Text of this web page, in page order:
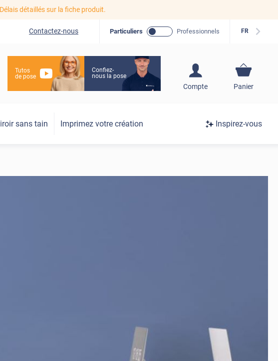
détaillés sur la fiche produit.
Contactez-nous Particuliers Professionnels FR
Tutos
de pose
Confiez-
nous la pose
Compte
S'inscrire / Se
Panier
sans tain Imprimez votre création Inspirez-vous